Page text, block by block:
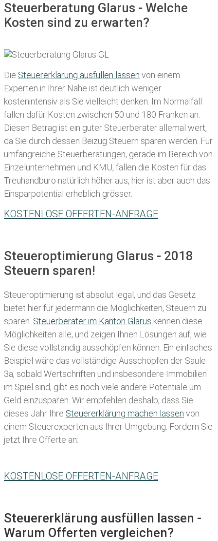
Steuerberatung Glarus - Welche
Kosten sind zu erwarten?
Die Steuererklärung ausfüllen lassen von einem
Experten in Ihrer Nähe ist deutlich weniger
kostenintensiv als Sie vielleicht denken. Im Normalfall
fallen dafür Kosten zwischen 50 und 180 Franken an.
Diesen Betrag ist ein guter Steuerberater allemal wert,
da Sie durch dessen Beizug Steuern sparen werden. Für
umfangreiche Steuerberatungen, gerade im Bereich von
Einzelunternehmen und KMU, fallen die Kosten für das
Treuhandbüro natürlich höher aus, hier ist aber auch das
Einsparpotential erheblich grösser.
KOSTENLOSE OFFERTEN-ANFRAGE
Steueroptimierung Glarus - 2018
Steuern sparen!
Steueroptimierung ist absolut legal, und das Gesetz
bietet hier für jedermann die Möglichkeiten, Steuern zu
sparen. Steuerberater im K anton Glarus kennen diese
Möglichkeiten alle, und zeigen Ihnen Lösungen auf, wie
Sie diese vollständig ausschöpfen können. Ein einfaches
Beispiel wäre das vollständige Ausschöpfen der Säule
3a, sobald Wertschriften und insbesondere Immobilien
im Spiel sind, gibt es noch viele andere Potentiale um
Geld einzusparen. Wir empfehlen deshalb, dass Sie
dieses Jahr Ihre Steuererklärung machen lassen von
einem Steuerexperten aus Ihrer Umgebung. Fordern Sie
jetzt Ihre Offerte an:
KOSTENLOSE OFFERTEN-ANFRAGE
Steuererklärung ausfüllen lassen -
Warum Offerten vergleichen?